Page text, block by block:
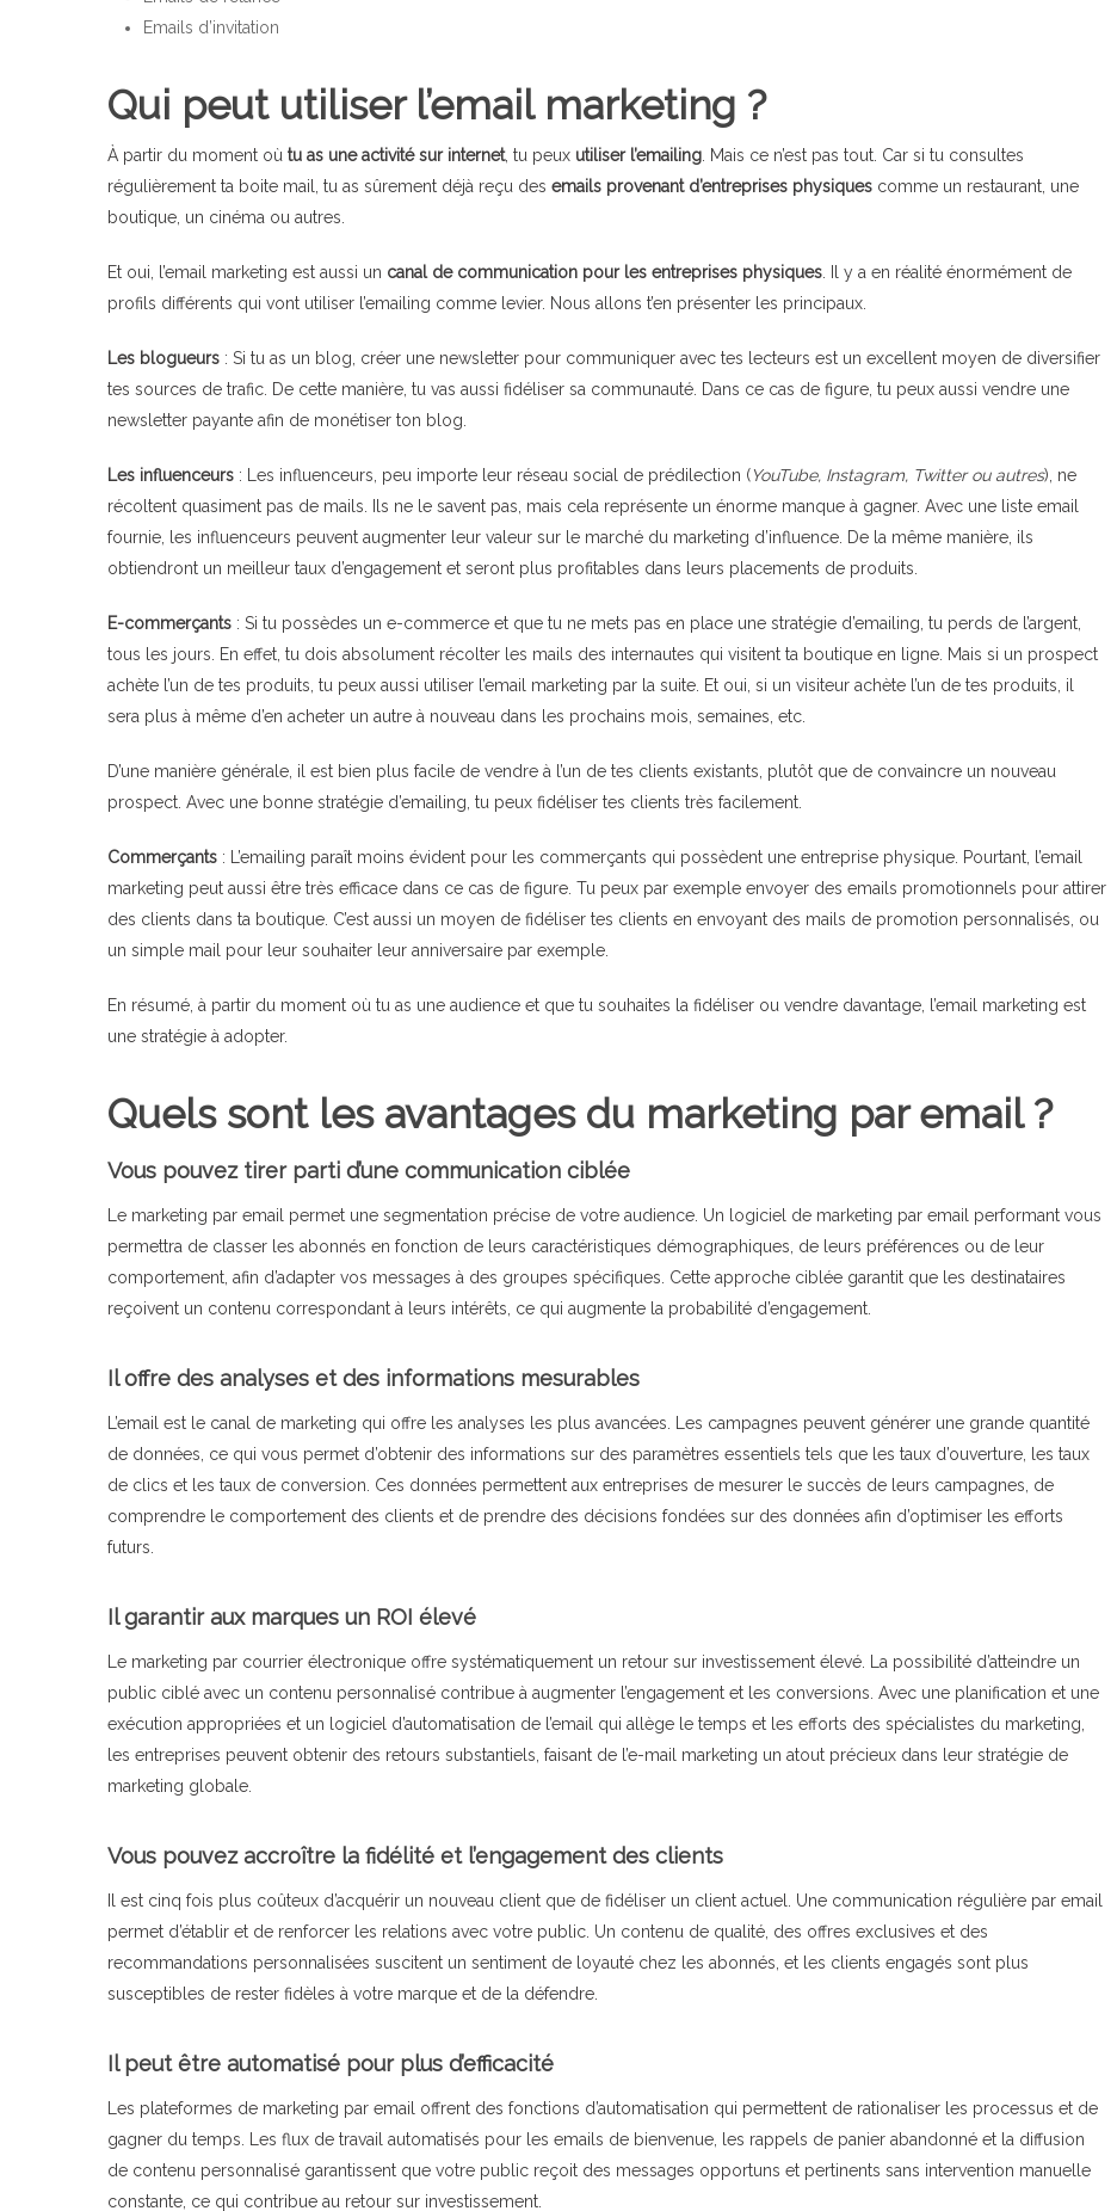
Emails d’invitation
Qui peut utiliser l’email marketing ?
À partir du moment où tu as une activité sur internet, tu peux utiliser l’emailing. Mais ce n’est pas tout. Car si tu consultes
régulièrement ta boite mail, tu as sûrement déjà reçu des emails provenant d’entreprises physiques comme un restaurant, une
boutique, un cinéma ou autres.
Et oui, l’email marketing est aussi un canal de communication pour les entreprises physiques. Il y a en réalité énormément de
profils différents qui vont utiliser l’emailing comme levier. Nous allons t’en présenter les principaux.
Les blogueurs : Si tu as un blog, créer une newsletter pour communiquer avec tes lecteurs est un excellent moyen de diversifier
tes sources de trafic. De cette manière, tu vas aussi fidéliser sa communauté. Dans ce cas de figure, tu peux aussi vendre une
newsletter payante afin de monétiser ton blog.
Les influenceurs : Les influenceurs, peu importe leur réseau social de prédilection (YouTube, Instagram, Twitter ou autres), ne
récoltent quasiment pas de mails. Ils ne le savent pas, mais cela représente un énorme manque à gagner. Avec une liste email
fournie, les influenceurs peuvent augmenter leur valeur sur le marché du marketing d’influence. De la même manière, ils
obtiendront un meilleur taux d’engagement et seront plus profitables dans leurs placements de produits.
E-commerçants : Si tu possèdes un e-commerce et que tu ne mets pas en place une stratégie d’emailing, tu perds de l’argent,
tous les jours. En effet, tu dois absolument récolter les mails des internautes qui visitent ta boutique en ligne. Mais si un prospect
achète l’un de tes produits, tu peux aussi utiliser l’email marketing par la suite. Et oui, si un visiteur achète l’un de tes produits, il
sera plus à même d’en acheter un autre à nouveau dans les prochains mois, semaines, etc.
D’une manière générale, il est bien plus facile de vendre à l’un de tes clients existants, plutôt que de convaincre un nouveau
prospect. Avec une bonne stratégie d’emailing, tu peux fidéliser tes clients très facilement.
Commerçants : L’emailing paraît moins évident pour les commerçants qui possèdent une entreprise physique. Pourtant, l’email
marketing peut aussi être très efficace dans ce cas de figure. Tu peux par exemple envoyer des emails promotionnels pour attirer
des clients dans ta boutique. C’est aussi un moyen de fidéliser tes clients en envoyant des mails de promotion personnalisés, ou
un simple mail pour leur souhaiter leur anniversaire par exemple.
En résumé, à partir du moment où tu as une audience et que tu souhaites la fidéliser ou vendre davantage, l’email marketing est
une stratégie à adopter.
Quels sont les avantages du marketing par email ?
Vous pouvez tirer parti d’une communication ciblée
Le marketing par email permet une segmentation précise de votre audience. Un logiciel de marketing par email performant vous
permettra de classer les abonnés en fonction de leurs caractéristiques démographiques, de leurs préférences ou de leur
comportement, afin d’adapter vos messages à des groupes spécifiques. Cette approche ciblée garantit que les destinataires
reçoivent un contenu correspondant à leurs intérêts, ce qui augmente la probabilité d’engagement.
Il offre des analyses et des informations mesurables
L’email est le canal de marketing qui offre les analyses les plus avancées. Les campagnes peuvent générer une grande quantité
de données, ce qui vous permet d’obtenir des informations sur des paramètres essentiels tels que les taux d’ouverture, les taux
de clics et les taux de conversion. Ces données permettent aux entreprises de mesurer le succès de leurs campagnes, de
comprendre le comportement des clients et de prendre des décisions fondées sur des données afin d’optimiser les efforts
futurs.
Il garantir aux marques un ROI élevé
Le marketing par courrier électronique offre systématiquement un retour sur investissement élevé. La possibilité d’atteindre un
public ciblé avec un contenu personnalisé contribue à augmenter l’engagement et les conversions. Avec une planification et une
exécution appropriées et un logiciel d’automatisation de l’email qui allège le temps et les efforts des spécialistes du marketing,
les entreprises peuvent obtenir des retours substantiels, faisant de l’e-mail marketing un atout précieux dans leur stratégie de
marketing globale.
Vous pouvez accroître la fidélité et l’engagement des clients
Il est cinq fois plus coûteux d’acquérir un nouveau client que de fidéliser un client actuel. Une communication régulière par email
permet d’établir et de renforcer les relations avec votre public. Un contenu de qualité, des offres exclusives et des
recommandations personnalisées suscitent un sentiment de loyauté chez les abonnés, et les clients engagés sont plus
susceptibles de rester fidèles à votre marque et de la défendre.
Il peut être automatisé pour plus d’efficacité
Les plateformes de marketing par email offrent des fonctions d’automatisation qui permettent de rationaliser les processus et de
gagner du temps. Les flux de travail automatisés pour les emails de bienvenue, les rappels de panier abandonné et la diffusion
de contenu personnalisé garantissent que votre public reçoit des messages opportuns et pertinents sans intervention manuelle
constante, ce qui contribue au retour sur investissement.